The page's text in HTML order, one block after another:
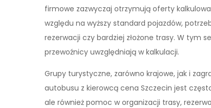
firmowe zazwyczaj otrzymują oferty
względu na wyższy standard pojazdów,
rezerwacji czy bardziej złożone trasy. W tym
przewoźnicy uwzględniają w kalkulacji.
Grupy turystyczne, zarówno krajowe, jak i
autobusu z kierowcą cena Szczecin jest
ale również pomoc w organizacji trasy,